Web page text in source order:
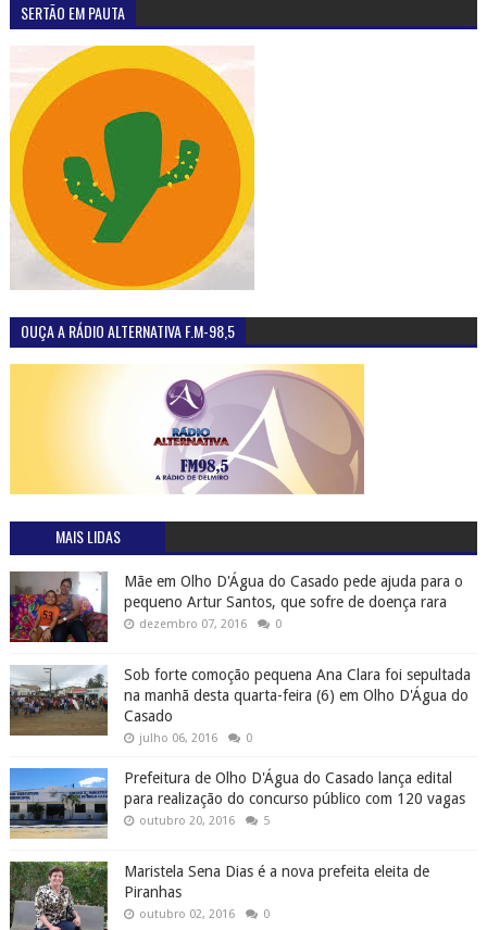
SERTÃO EM PAUTA
OUÇA A RÁDIO ALTERNATIVA F.M-98,5
MAIS LIDAS
Mãe em Olho D'Água do Casado pede ajuda para o
pequeno Artur Santos, que sofre de doença rara
dezembro 07, 2016 0
Sob forte comoção pequena Ana Clara foi sepultada
na manhã desta quarta-feira (6) em Olho D'Água do
Casado
julho 06, 2016 0
Prefeitura de Olho D'Água do Casado lança edital
para realização do concurso público com 120 vagas
outubro 20, 2016 5
Maristela Sena Dias é a nova prefeita eleita de
Piranhas
outubro 02, 2016 0